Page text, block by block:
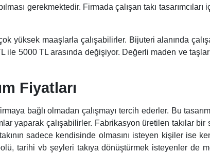
gerekmektedir. Firmada çalışan takı tasarımcıları
çok yüksek maaşlarla çalışabilirler. Bijuteri alanında
ile 5000 TL arasında değişiyor. Değerli maden ve
Fiyatları
firmaya bağlı olmadan çalışmayı tercih ederler. Bu
yaparak çalışabilirler. Fabrikasyon üretilen takılar
sadece kendisinde olmasını isteyen kişiler ise
tarihi vb şeyleri takıya dönüştürmek isteyenler de